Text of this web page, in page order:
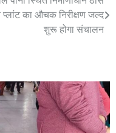
प्लांट का औचक निरीक्षण जल्द
शुरू होगा संचालन